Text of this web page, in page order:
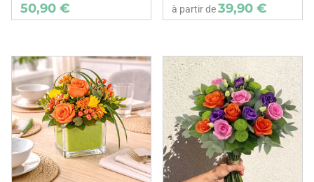
50,90 € à partir de39,90 €